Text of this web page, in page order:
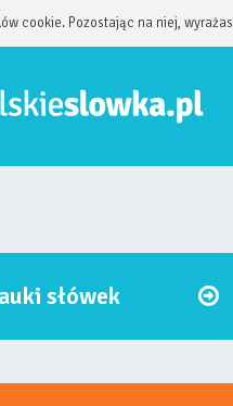
cookie. Pozostając na niej,
słówek